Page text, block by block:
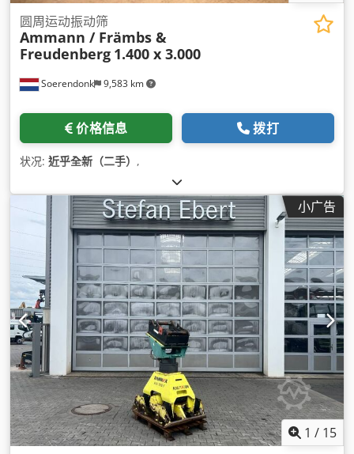
Soerendonk 9,583 km
圆周运动振动筛
Ammann / Främbs &
Freudenberg 1.400 x 3.000
价格信息 拨打
状况: 近乎全新（二手） ,
小广告
1 / 15